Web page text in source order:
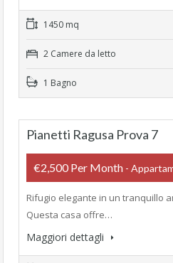
1450 mq
2 Camere da letto
1 Bagno
Pianetti Ragusa Prova 7
€2,500 Per Month -
Rifugio elegante in un tranquillo
Questa casa offre…
Maggiori dettagli